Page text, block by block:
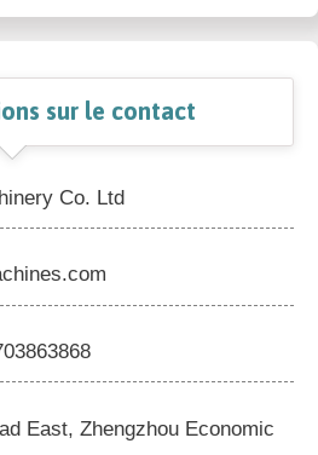
sur le contact
Co. Ltd
East, Zhengzhou Economic